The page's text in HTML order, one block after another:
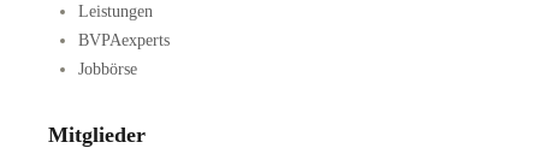
Leistungen
BVPAexperts
Jobbörse
Mitglieder